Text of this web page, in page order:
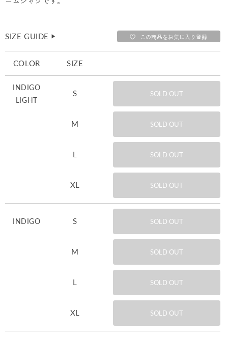
SIZE GUIDE ▶︎ この商品をお気に入り登録
COLOR SIZE
INDIGO
LIGHT
S SOLD OUT
M SOLD OUT
L SOLD OUT
XL SOLD OUT
INDIGO S SOLD OUT
M SOLD OUT
L SOLD OUT
XL SOLD OUT